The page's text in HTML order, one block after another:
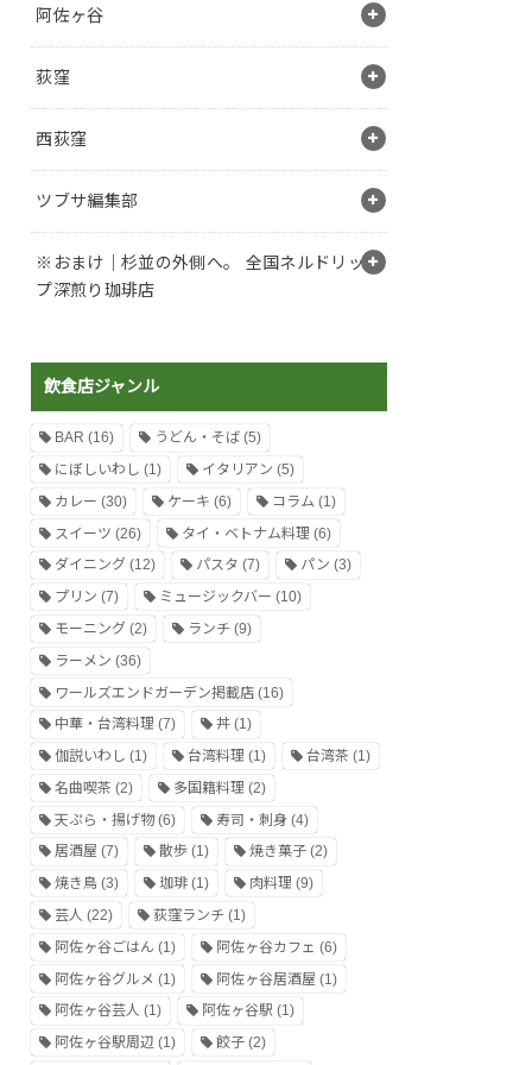
阿佐ヶ谷
荻窪
西荻窪
ツブサ編集部
※おまけ｜杉並の外側へ。 全国ネルドリッ
プ深煎り珈琲店
飲食店ジャンル
BAR (16) うどん・そば(5)
にぼしいわし (1) イタリアン (5)
カレー (30) ケーキ (6) コラム (1)
スイーツ (26) タイ・ベトナム料理 (6)
ダイニング (12) パスタ (7) パン (3)
プリン (7) ミュージックバー (10)
モーニング (2) ランチ(9)
ラーメン (36)
ワールズエンドガーデン掲載店 (16)
中華・台湾料理 (7) 丼(1)
伽説いわし (1) 台湾料理(1) 台湾茶 (1)
名曲喫茶 (2) 多国籍料理(2)
天ぷら・揚げ物 (6) 寿司・刺身(4)
居酒屋 (7) 散歩(1) 焼き菓子(2)
焼き鳥 (3) 珈琲(1) 肉料理(9)
芸人 (22) 荻窪ランチ(1)
阿佐ヶ谷ごはん (1) 阿佐ヶ谷カフェ (6)
阿佐ヶ谷グルメ (1) 阿佐ヶ谷居酒屋 (1)
阿佐ヶ谷芸人 (1) 阿佐ヶ谷駅 (1)
阿佐ヶ谷駅周辺 (1) 餃子(2)